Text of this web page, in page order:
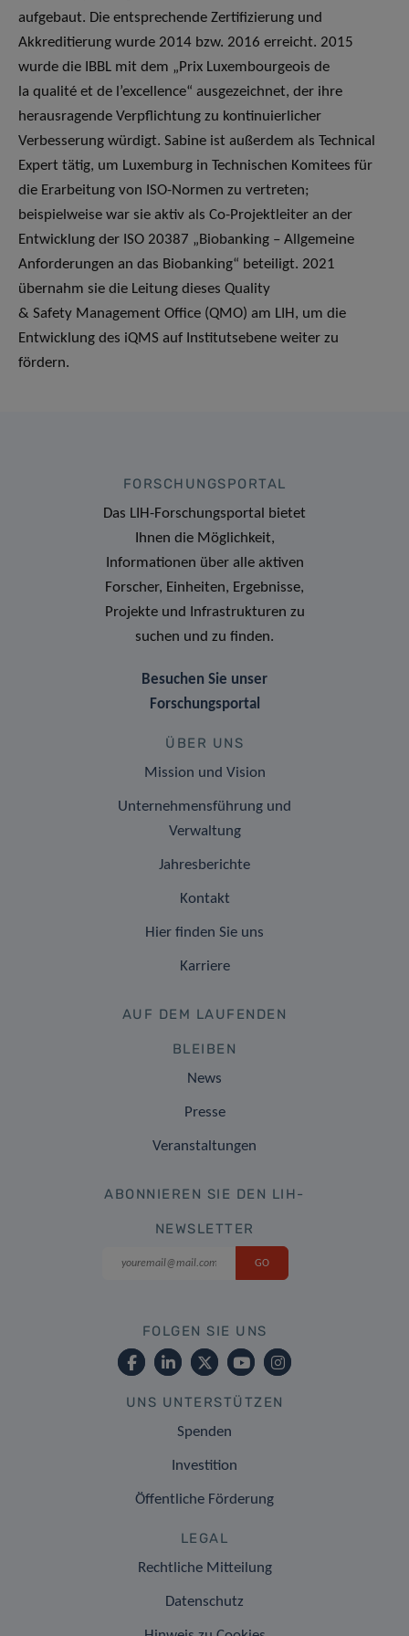
aufgebaut. Die entsprechende Zertifizierung und
Akkreditierung wurde 2014 bzw. 2016 erreicht. 2015
wurde die IBBL mit dem „Prix Luxembourgeois de
la qualité et de l’excellence“ ausgezeichnet, der ihre
herausragende Verpflichtung zu kontinuierlicher
Verbesserung würdigt. Sabine ist außerdem als Technical
Expert tätig, um Luxemburg in Technischen Komitees für
die Erarbeitung von ISO-Normen zu vertreten;
beispielweise war sie aktiv als Co-Projektleiter an der
Entwicklung der ISO 20387 „Biobanking – Allgemeine
Anforderungen an das Biobanking“ beteiligt. 2021
übernahm sie die Leitung dieses Quality
& Safety Management Office (QMO) am LIH, um die
Entwicklung des iQMS auf Institutsebene weiter zu
fördern.
FORSCHUNGSPORTAL
Das LIH-Forschungsportal bietet
Ihnen die Möglichkeit,
Informationen über alle aktiven
Forscher, Einheiten, Ergebnisse,
Projekte und Infrastrukturen zu
suchen und zu finden.
Besuchen Sie unser
Forschungsportal
ÜBER UNS
Mission und Vision
Unternehmensführung und
Verwaltung
Jahresberichte
Kontakt
Hier finden Sie uns
Karriere
AUF DEM LAUFENDEN
BLEIBEN
News
Presse
Veranstaltungen
ABONNIEREN SIE DEN LIH-
NEWSLETTER
FOLGEN SIE UNS
UNS UNTERSTÜTZEN
Spenden
Investition
Öffentliche Förderung
LEGAL
Rechtliche Mitteilung
Datenschutz